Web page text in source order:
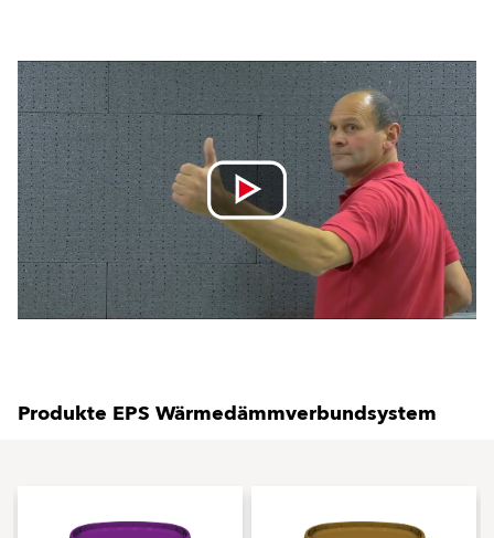
Produkte EPS Wärmedämmverbundsystem